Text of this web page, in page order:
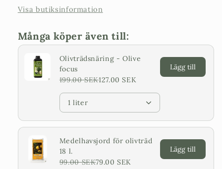
Visa butiksinformation
Många köper även till:
Olivträdsnäring - Olive
focus
199.00 SEK127.00 SEK
1 liter
Lägg till
Medelhavsjord för olivträd
18 l.
99.00 SEK79.00 SEK
Lägg till